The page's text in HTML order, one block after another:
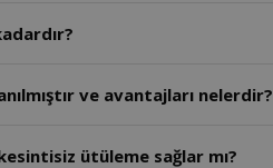
ve avantajları nelerdir?
ütüleme sağlar mı?